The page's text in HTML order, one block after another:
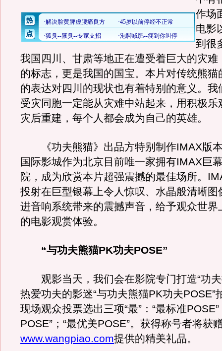
作场
电影
到很
我国四川、甘肃等地正在遭受着巨大的灾难
的标志，更是我国的国宝。本片对传统熊猫
的表达对四川的现状也有着特别的意义。我
受灾同胞一定能从灾难中站起来，用积极乐
灾后重建，每个人都会成为自己的英雄。
《功夫熊猫》出品方特别制作IMAX版
国际影城作为北京目前唯一家拥有IMAX巨
院，成为欣赏本片超强震撼的最佳场所。
投射在巨型银幕上令人惊叹、水晶般清晰图
进音响系统带来的震撼声音，给予观众世界
的电影观赏体验。
“与功夫熊猫PK功夫POSE”
观影当天，我们会在影院专门打造“功夫
热爱功夫的影迷“与功夫熊猫PK功夫POSE”
现场观众投票选出三项“最”：“最标准POSE”
POSE”；“最优美POSE”。获得称号者将获
www.wangpiao.com提供的精美礼品。